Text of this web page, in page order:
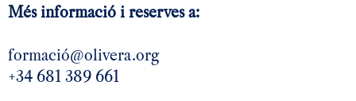
Més informació i reserves a:
formació@olivera.org
+34 681 389 661